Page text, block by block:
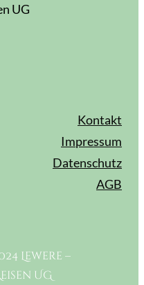
UG
Kontakt
Impressum
Datenschutz
AGB
Lewere –
UG